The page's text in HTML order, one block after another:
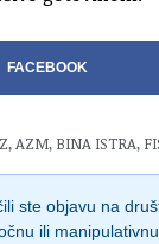
FACEBOOK
,AZM, BINA ISTRA,
ste objavu na
ili